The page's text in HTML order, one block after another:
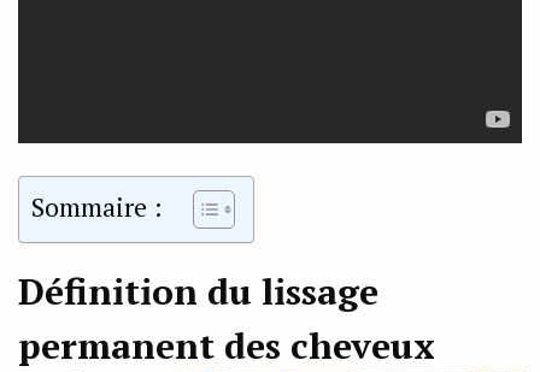
Sommaire :
Définition du lissage
permanent des cheveux